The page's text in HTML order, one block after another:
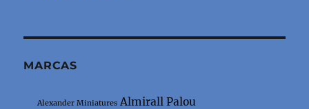
MARCAS
Alexander Miniatures Almirall Palou